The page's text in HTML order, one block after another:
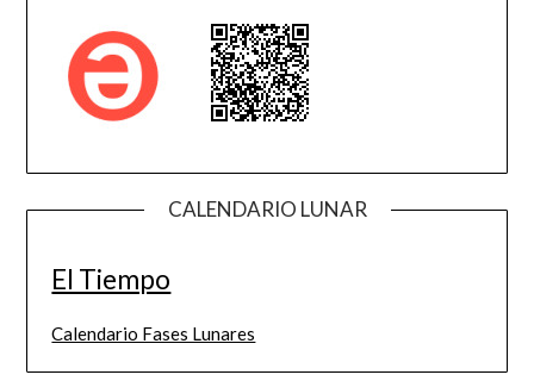
CALENDARIO LUNAR
El Tiempo
Calendario Fases Lunares